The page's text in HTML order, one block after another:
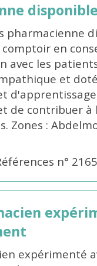
pharmacienne
en
avec les
et
de contribuer
Zones :
n°
expérimenté